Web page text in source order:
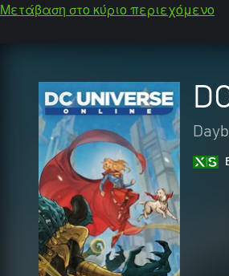
Μετάβαση στο κύριο περιεχόμενο